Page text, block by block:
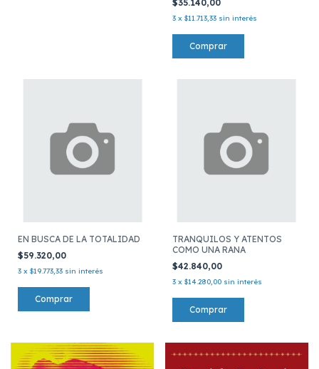
$35.140,00
3 x $11.713,33 sin interés
EN BUSCA DE LA TOTALIDAD
$59.320,00
3 x $19.773,33 sin interés
TRANQUILOS Y ATENTOS
COMO UNA RANA
$42.840,00
3 x $14.280,00 sin interés